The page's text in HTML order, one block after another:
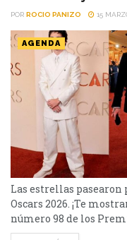
POR ROCIO PANIZO 15
AGENDA
Las estrellas
Oscars 2026. ¡Te
número 98 de los
cantidad de estrellas